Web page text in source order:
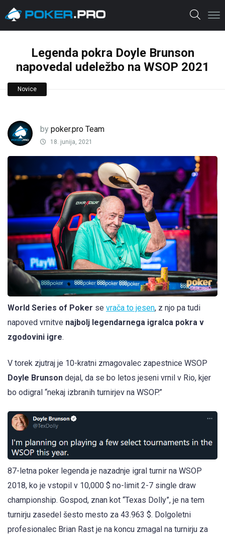
Legenda pokra Doyle Brunson
napovedal udeležbo na WSOP 2021
Novice
by poker.pro Team
18. junija, 2021
World Series of Poker se vrača to jesen, z njo pa tudi
napoved vrnitve najbolj legendarnega igralca pokra v
zgodovini igre.
V torek zjutraj je 10-kratni zmagovalec zapestnice WSOP
Doyle Brunson dejal, da se bo letos jeseni vrnil v Rio, kjer
bo odigral “nekaj izbranih turnirjev na WSOP.”
87-letna poker legenda je nazadnje igral turnir na WSOP
2018, ko je vstopil v 10,000 $ no-limit 2-7 single draw
championship. Gospod, znan kot “Texas Dolly”, je na tem
turnirju zasedel šesto mesto za 43.963 $. Dolgoletni
profesionalec Brian Rast je na koncu zmagal na turnirju za